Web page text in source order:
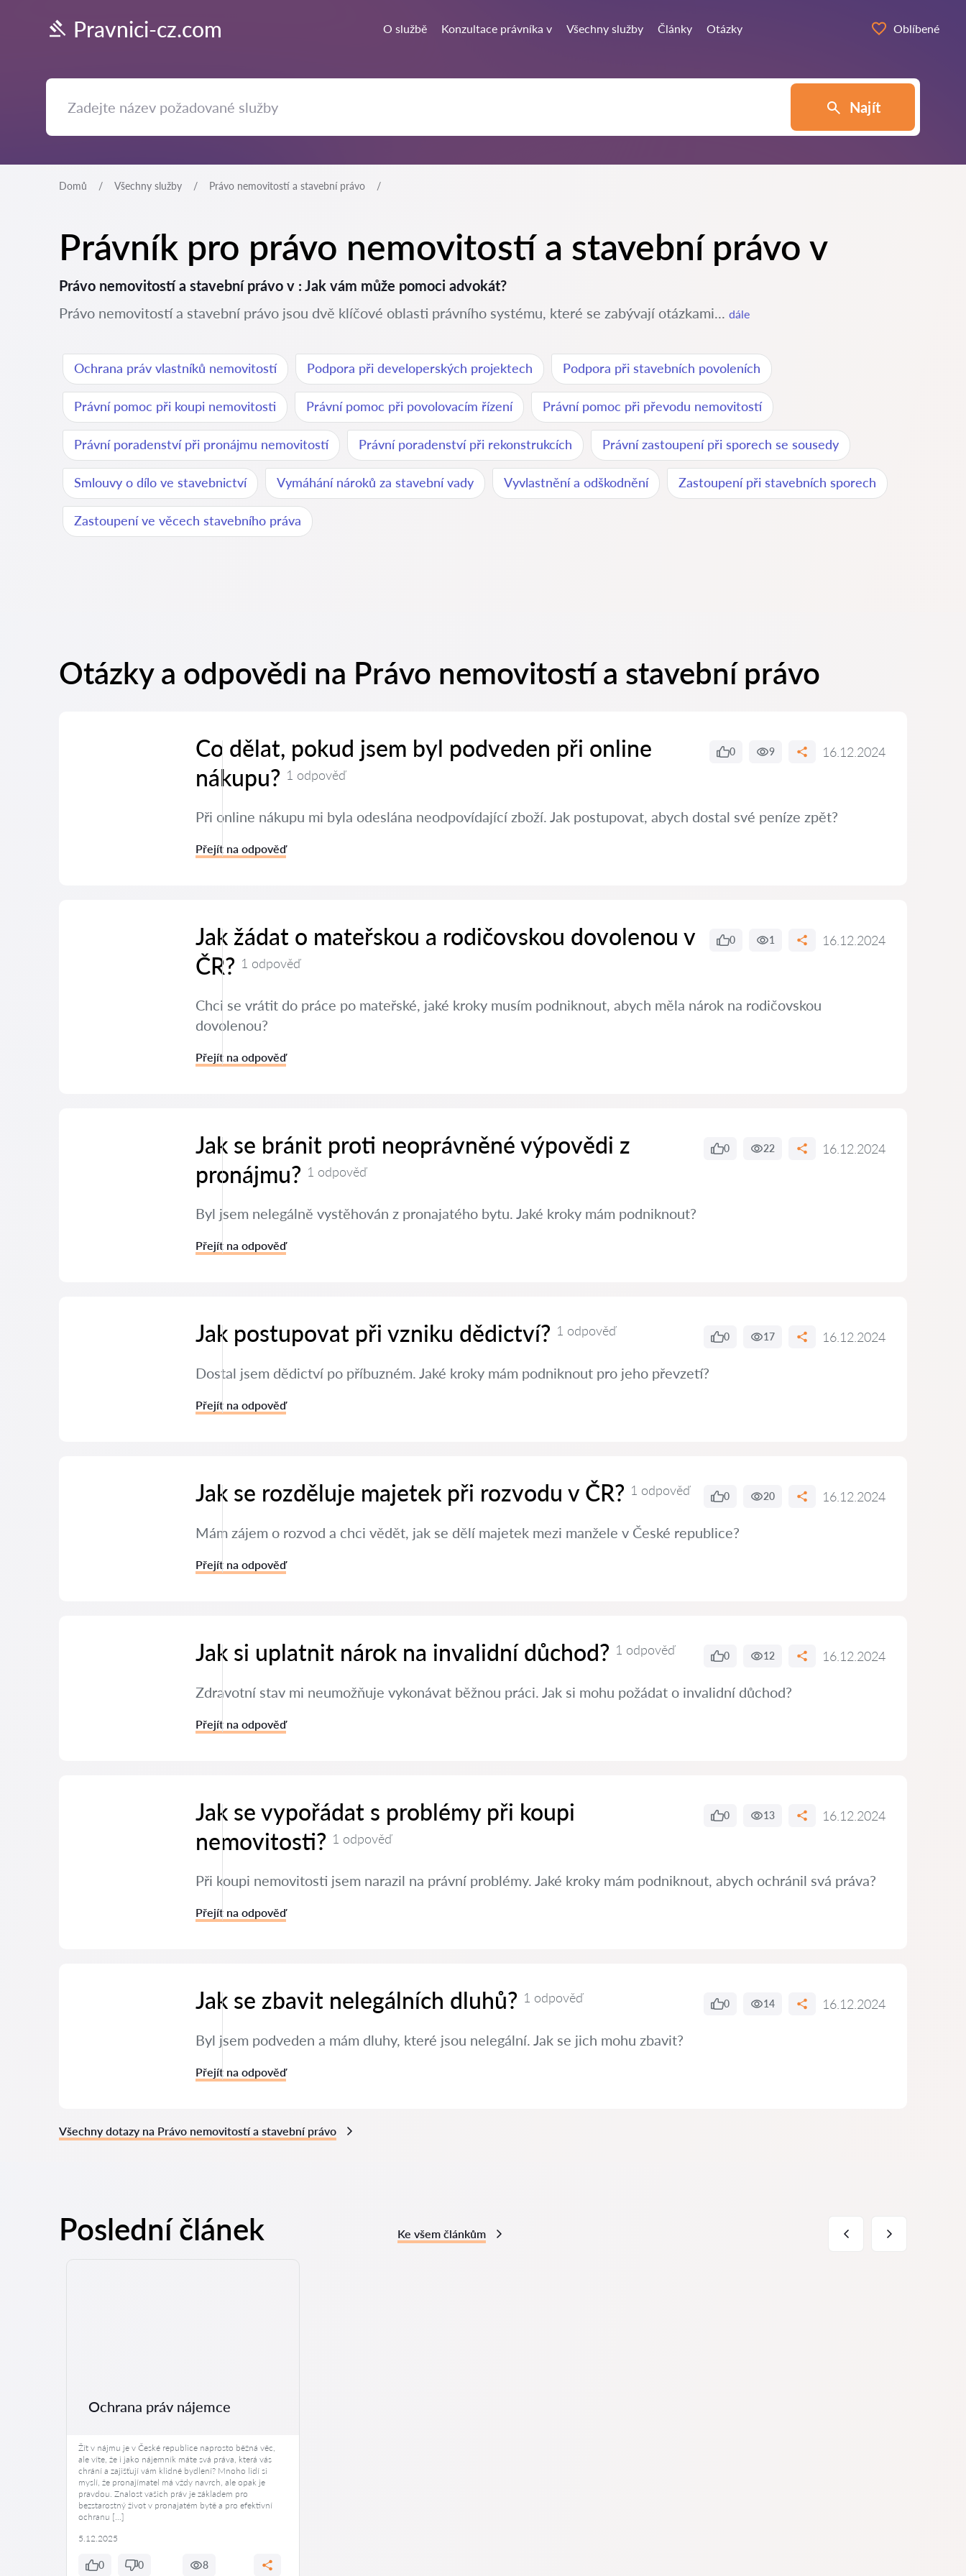
Pravnici-cz.com O službě Konzultace právníka v Všechny služby Články Otázky Oblíbené
Najít
Domů Všechny služby Právo nemovitostí a stavební právo
Právník pro právo nemovitostí a stavební právo v
Právo nemovitostí a stavební právo v : Jak vám může pomoci advokát?
Právo nemovitostí a stavební právo jsou dvě klíčové oblasti právního systému, které se zabývají otázkami... dále
Ochrana práv vlastníků nemovitostí Podpora při developerských projektech Podpora při stavebních povoleních
Právní pomoc při koupi nemovitosti Právní pomoc při povolovacím řízení Právní pomoc při převodu nemovitostí
Právní poradenství při pronájmu nemovitostí Právní poradenství při rekonstrukcích Právní zastoupení při sporech se sousedy
Smlouvy o dílo ve stavebnictví Vymáhání nároků za stavební vady Vyvlastnění a odškodnění Zastoupení při stavebních sporech
Zastoupení ve věcech stavebního práva
Otázky a odpovědi na Právo nemovitostí a stavební právo
Co dělat, pokud jsem byl podveden při online
nákupu? 1 odpověď
0 9 16.12.2024
Při online nákupu mi byla odeslána neodpovídající zboží. Jak postupovat, abych dostal své peníze zpět?
Přejít na odpověď
Jak žádat o mateřskou a rodičovskou dovolenou v
ČR? 1 odpověď
0 1 16.12.2024
Chci se vrátit do práce po mateřské, jaké kroky musím podniknout, abych měla nárok na rodičovskou
dovolenou?
Přejít na odpověď
Jak se bránit proti neoprávněné výpovědi z
pronájmu? 1 odpověď
0 22 16.12.2024
Byl jsem nelegálně vystěhován z pronajatého bytu. Jaké kroky mám podniknout?
Přejít na odpověď
Jak postupovat při vzniku dědictví? 1 odpověď 0 17 16.12.2024
Dostal jsem dědictví po příbuzném. Jaké kroky mám podniknout pro jeho převzetí?
Přejít na odpověď
Jak se rozděluje majetek při rozvodu v ČR? 1 odpověď 0 20 16.12.2024
Mám zájem o rozvod a chci vědět, jak se dělí majetek mezi manžele v České republice?
Přejít na odpověď
Jak si uplatnit nárok na invalidní důchod? 1 odpověď 0 12 16.12.2024
Zdravotní stav mi neumožňuje vykonávat běžnou práci. Jak si mohu požádat o invalidní důchod?
Přejít na odpověď
Jak se vypořádat s problémy při koupi
nemovitosti? 1 odpověď
0 13 16.12.2024
Při koupi nemovitosti jsem narazil na právní problémy. Jaké kroky mám podniknout, abych ochránil svá práva?
Přejít na odpověď
Jak se zbavit nelegálních dluhů? 1 odpověď 0 14 16.12.2024
Byl jsem podveden a mám dluhy, které jsou nelegální. Jak se jich mohu zbavit?
Přejít na odpověď
Všechny dotazy na Právo nemovitostí a stavební právo
Poslední článek Ke všem článkům
Ochrana práv nájemce
Žít v nájmu je v České republice naprosto běžná věc,
ale víte, že i jako nájemník máte svá práva, která vás
chrání a zajišťují vám klidné bydlení? Mnoho lidí si
myslí, že pronajímatel má vždy navrch, ale opak je
pravdou. Znalost vašich práv je základem pro
bezstarostný život v pronajatém bytě a pro efektivní
ochranu […]
5.12.2025
0 0 8